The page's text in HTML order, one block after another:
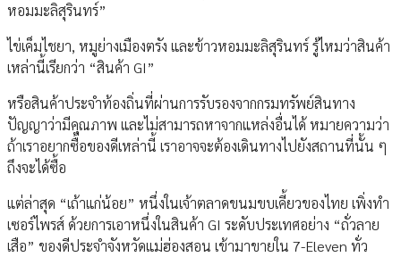
หอมมะลิสุรินทร์”
ไข่เค็มไชยา, หมูย่างเมืองตรัง และข้าวหอมมะลิสุรินทร์ รู้ไหมว่าสินค้า
เหล่านี้เรียกว่า “สินค้า GI”
หรือสินค้าประจำท้องถิ่นที่ผ่านการรับรองจากกรมทรัพย์สินทาง
ปัญญาว่ามีคุณภาพ และไม่สามารถหาจากแหล่งอื่นได้ หมายความว่า
ถ้าเราอยากซื้อของดีเหล่านี้ เราอาจจะต้องเดินทางไปยังสถานที่นั้น ๆ
ถึงจะได้ซื้อ
แต่ล่าสุด “เถ้าแก่น้อย” หนึ่งในเจ้าตลาดขนมขบเคี้ยวของไทย เพิ่งทำ
เซอร์ไพรส์ ด้วยการเอาหนึ่งในสินค้า GI ระดับประเทศอย่าง “ถั่วลาย
เสือ” ของดีประจำจังหวัดแม่ฮ่องสอน เข้ามาขายใน 7-Eleven ทั่ว